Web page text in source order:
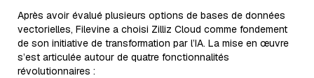
Après avoir évalué plusieurs options de bases de données
vectorielles, Filevine a choisi Zilliz Cloud comme fondement
de son initiative de transformation par l’IA. La mise en œuvre
s’est articulée autour de quatre fonctionnalités
révolutionnaires :